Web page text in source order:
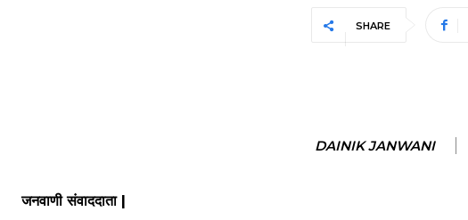
SHARE
DAINIK JANWANI
जनवाणी संवाददाता |